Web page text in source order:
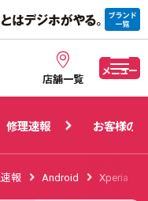
店舗一覧
メニュー
修理速報 お客様の声
修理速報 お客様の声
報 Android Xperia